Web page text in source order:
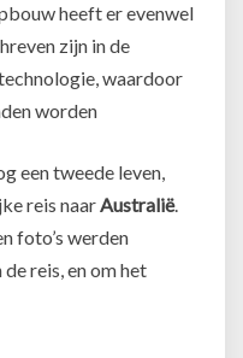
heeft er evenwel
zijn in de
waardoor
worden
een tweede leven,
reis naarAustralië.
foto’s werden
reis, en om het